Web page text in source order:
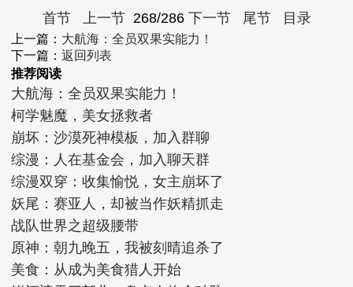
首节 上一节 268/286 下一节 尾节 目录
上一篇： 大航海：全员双果实能力！
下一篇：返回列表
推荐阅读
大航海：全员双果实能力！
柯学魅魔，美女拯救者
崩坏：沙漠死神模板，加入群聊
综漫：人在基金会，加入聊天群
综漫双穿：收集愉悦，女主崩坏了
妖尾：赛亚人，却被当作妖精抓走
战队世界之超级腰带
原神：朝九晚五，我被刻晴追杀了
美食：从成为美食猎人开始